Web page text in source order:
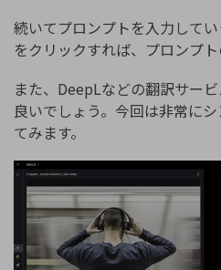
続いてプロンプトを入力して
をクリックすれば、プロンプト
また、DeepLなどの翻訳サー
良いでしょう。今回は非常に
てみます。